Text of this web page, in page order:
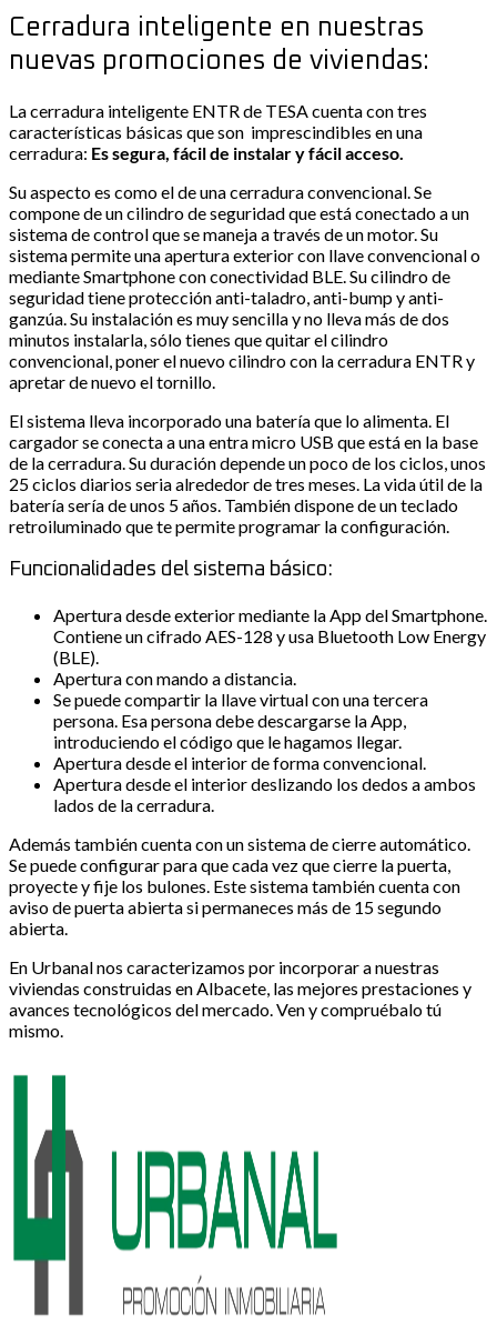
Cerradura inteligente en nuestras
nuevas promociones de viviendas:
La cerradura inteligente ENTR de TESA cuenta con tres
características básicas que son imprescindibles en una
cerradura: Es segura, fácil de instalar y fácil acceso.
Su aspecto es como el de una cerradura convencional. Se
compone de un cilindro de seguridad que está conectado a un
sistema de control que se maneja a través de un motor. Su
sistema permite una apertura exterior con llave convencional o
mediante Smartphone con conectividad BLE. Su cilindro de
seguridad tiene protección anti-taladro, anti-bump y anti-
ganzúa. Su instalación es muy sencilla y no lleva más de dos
minutos instalarla, sólo tienes que quitar el cilindro
convencional, poner el nuevo cilindro con la cerradura ENTR y
apretar de nuevo el tornillo.
El sistema lleva incorporado una batería que lo alimenta. El
cargador se conecta a una entra micro USB que está en la base
de la cerradura. Su duración depende un poco de los ciclos, unos
25 ciclos diarios seria alrededor de tres meses. La vida útil de la
batería sería de unos 5 años. También dispone de un teclado
retroiluminado que te permite programar la configuración.
Funcionalidades del sistema básico:
Apertura desde exterior mediante la App del Smartphone.
Contiene un cifrado AES-128 y usa Bluetooth Low Energy
(BLE).
Apertura con mando a distancia.
Se puede compartir la llave virtual con una tercera
persona. Esa persona debe descargarse la App,
introduciendo el código que le hagamos llegar.
Apertura desde el interior de forma convencional.
Apertura desde el interior deslizando los dedos a ambos
lados de la cerradura.
Además también cuenta con un sistema de cierre automático.
Se puede configurar para que cada vez que cierre la puerta,
proyecte y fije los bulones. Este sistema también cuenta con
aviso de puerta abierta si permaneces más de 15 segundo
abierta.
En Urbanal nos caracterizamos por incorporar a nuestras
viviendas construidas en Albacete, las mejores prestaciones y
avances tecnológicos del mercado. Ven y compruébalo tú
mismo.